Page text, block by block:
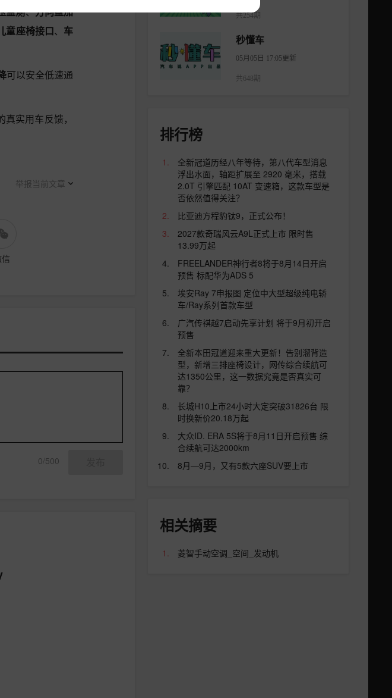
监测、方向盘加
童座椅接口、 车
可以安全低速通
实用车反馈，
举报当前文章
信
0/500
共254期
秒懂车
05月05日 17:05更新
共648期
排行榜
全新冠道历经八年等待，第八代车型消息
浮出水面，轴距扩展至 2920 毫米，搭载
2.0T 引擎匹配 10AT 变速箱，这款车型是
否依然值得关注？
比亚迪方程豹钛9，正式公布！
2027款奇瑞风云A9L正式上市 限时售
13.99万起
FREELANDER神行者8将于8月14日开启
预售 标配华为ADS 5
埃安Ray 7申报图 定位中大型超级纯电轿
车/Ray系列首款车型
广汽传祺越7启动先享计划 将于9月初开启
预售
全新本田冠道迎来重大更新！告别溜背造
型，新增三排座椅设计，网传综合续航可
达1350公里，这一数据究竟是否真实可
靠？
长城H10上市24小时大定突破31826台 限
时换新价20.18万起
大众ID. ERA 5S将于8月11日开启预售 综
合续航可达2000km
8月—9月，又有5款六座SUV要上市
相关摘要
菱智手动空调_空间_发动机